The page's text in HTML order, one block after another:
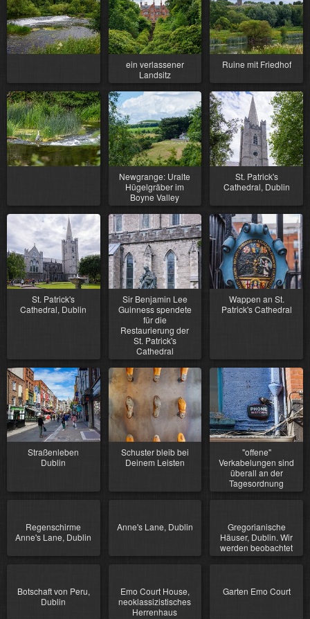
ein verlassener
Landsitz
Ruine mit Friedhof
Newgrange: Uralte
Hügelgräber im
Boyne Valley
St. Patrick's
Cathedral, Dublin
St. Patrick's
Cathedral, Dublin
Sir Benjamin Lee
Guinness spendete
für die
Restaurierung der
St. Patrick's
Cathedral
Wappen an St.
Patrick's Cathedral
Straßenleben
Dublin
Schuster bleib bei
Deinem Leisten
"offene"
Verkabelungen sind
überall an der
Tagesordnung
Regenschirme
Anne's Lane, Dublin
Anne's Lane, Dublin
Gregorianische
Häuser, Dublin. Wir
werden beobachtet
Botschaft von Peru,
Dublin
Emo Court House,
neoklassizistisches
Herrenhaus
Garten Emo Court